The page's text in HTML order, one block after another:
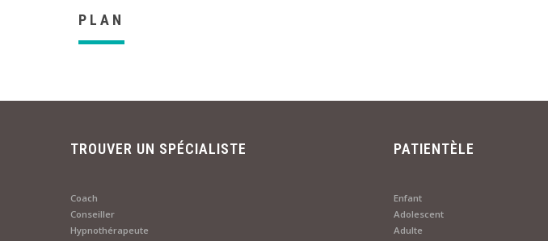
PLAN
TROUVER UN SPÉCIALISTE
Coach
Conseiller
Hypnothérapeute
PATIENTÈLE
Enfant
Adolescent
Adulte